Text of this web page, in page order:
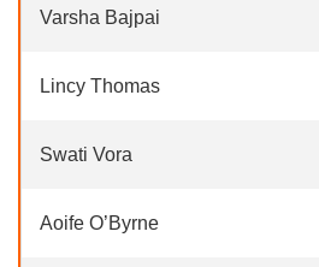
Varsha Bajpai
Lincy Thomas
Swati Vora
Aoife O’Byrne